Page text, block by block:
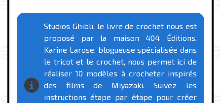
Studios Ghibli, le livre de crochet nous est
proposé par la maison 404 Éditions.
Karine Larose, blogueuse spécialisée dans
le tricot et le crochet, nous permet ici de
réaliser 10 modèles à crocheter inspirés
des films de Miyazaki. Suivez les
instructions étape par étape pour créer